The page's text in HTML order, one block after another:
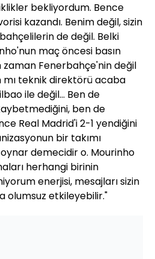
bekliyordum. Bence
kazandı. Benim değil, sizin
de değil. Belki
maç öncesi basın
zaman Fenerbahçe'nin değil
mı teknik direktörü acaba
ile değil... Ben de
ben de
Real Madrid'i 2-1 yendiğini
bir takımı
demecidir o. Mourinho
herhangi birinin
enerjisi, mesajları sizin
olumsuz etkileyebilir."